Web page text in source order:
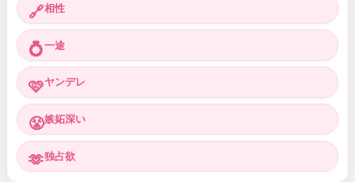
🔗相性
💍一途
🩷ヤンデレ
😤嫉妬深い
🫶独占欲